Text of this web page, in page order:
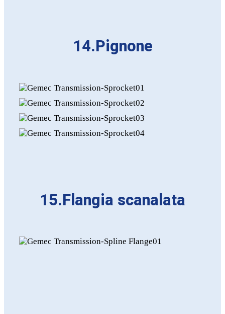
14.Pignone
15.Flangia scanalata